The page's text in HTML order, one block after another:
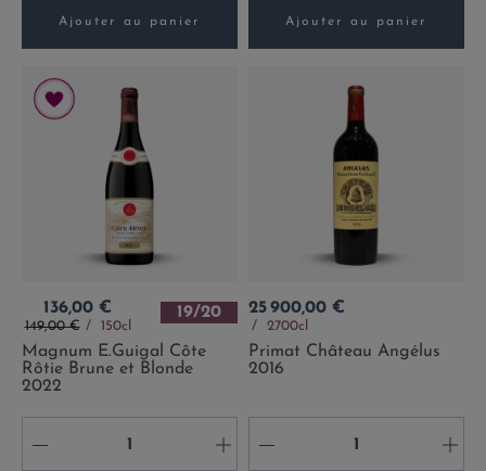
Ajouter au panier Ajouter au panier
Prix
136,00 €
Prix de base
149,00 € 150cl
19/20
Magnum E.Guigal Côte
Rôtie Brune et Blonde
2022
- +
Prix
25 900,00 €
2700cl
Primat Château Angélus
2016
- +